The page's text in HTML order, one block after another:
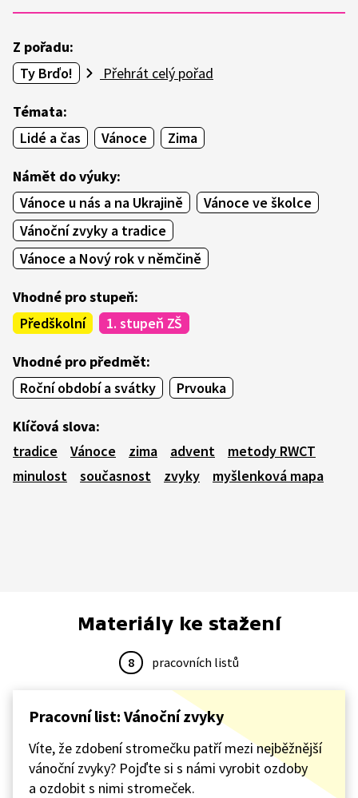
Z pořadu:
Ty Brďo!
Přehrát celý pořad
Témata:
Lidé a čas
Vánoce Zima
Námět do výuky:
Vánoce u nás a na Ukrajině
Vánoce ve školce
Vánoční zvyky a tradice
Vánoce a Nový rok v němčině
Vhodné pro stupeň:
Předškolní
1. stupeň ZŠ
Vhodné pro předmět:
Roční období a svátky
Prvouka
Klíčová slova:
tradice
Vánoce zima advent
metody RWCT
minulost
současnost zvyky myšlenková mapa
Materiály ke stažení
8 pracovních listů
Pracovní list: Vánoční zvyky
Víte, že zdobení stromečku patří mezi nejběžnější
vánoční zvyky? Pojďte si s námi vyrobit ozdoby
a ozdobit s nimi stromeček.